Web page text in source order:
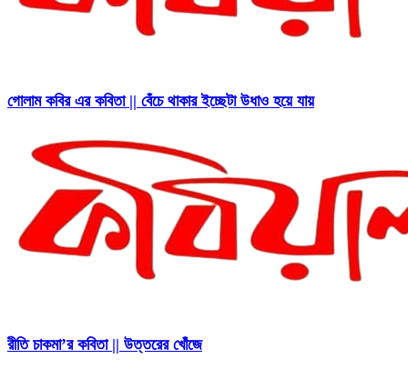
গোলাম কবির এর কবিতা || বেঁচে থাকার ইচ্ছেটা উধাও হয়ে যায়
রীতি চাকমা’র কবিতা || উত্তরের খোঁজে